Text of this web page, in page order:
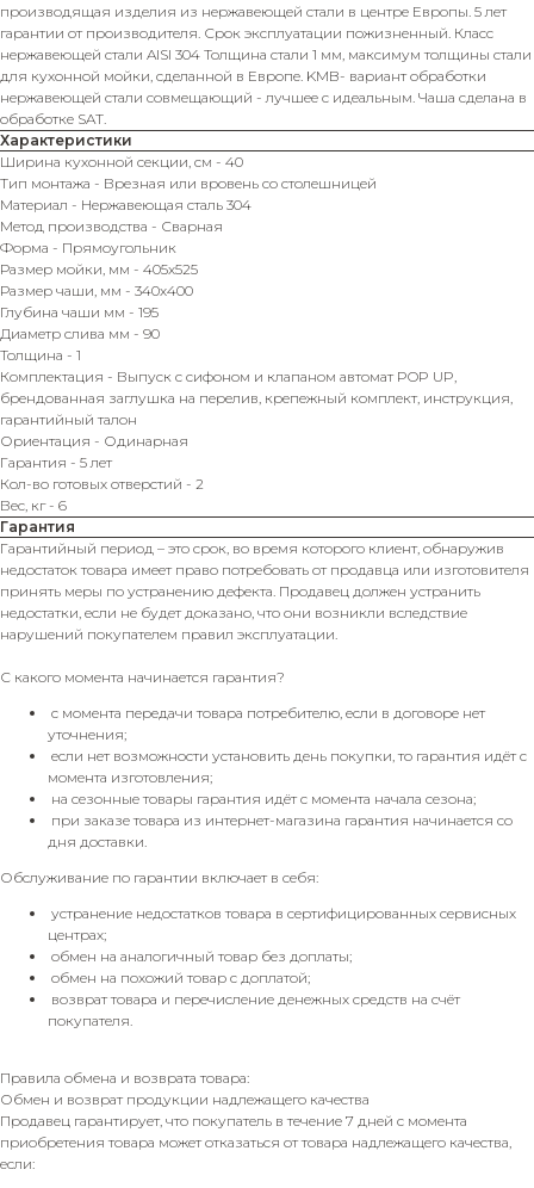
производящая изделия из нержавеющей стали в центре Европы. 5 лет
гарантии от производителя. Срок эксплуатации пожизненный. Класс
нержавеющей стали AISI 304 Толщина стали 1 мм, максимум толщины стали
для кухонной мойки, сделанной в Европе. KMB- вариант обработки
нержавеющей стали совмещающий - лучшее с идеальным. Чаша сделана в
обработке SAT.
Характеристики
Ширина кухонной секции, см - 40
Тип монтажа - Врезная или вровень со столешницей
Материал - Нержавеющая сталь 304
Метод производства - Сварная
Форма - Прямоугольник
Размер мойки, мм - 405х525
Размер чаши, мм - 340х400
Глубина чаши мм - 195
Диаметр слива мм - 90
Толщина - 1
Комплектация - Выпуск с сифоном и клапаном автомат POP UP,
брендованная заглушка на перелив, крепежный комплект, инструкция,
гарантийный талон
Ориентация - Одинарная
Гарантия - 5 лет
Кол-во готовых отверстий - 2
Вес, кг - 6
Гарантия
Гарантийный период – это срок, во время которого клиент, обнаружив
недостаток товара имеет право потребовать от продавца или изготовителя
принять меры по устранению дефекта. Продавец должен устранить
недостатки, если не будет доказано, что они возникли вследствие
нарушений покупателем правил эксплуатации.
С какого момента начинается гарантия?
с момента передачи товара потребителю, если в договоре нет
уточнения;
если нет возможности установить день покупки, то гарантия идёт с
момента изготовления;
на сезонные товары гарантия идёт с момента начала сезона;
при заказе товара из интернет-магазина гарантия начинается со
дня доставки.
Обслуживание по гарантии включает в себя:
устранение недостатков товара в сертифицированных сервисных
центрах;
обмен на аналогичный товар без доплаты;
обмен на похожий товар с доплатой;
возврат товара и перечисление денежных средств на счёт
покупателя.
Правила обмена и возврата товара:
Обмен и возврат продукции надлежащего качества
Продавец гарантирует, что покупатель в течение 7 дней с момента
приобретения товара может отказаться от товара надлежащего качества,
если: